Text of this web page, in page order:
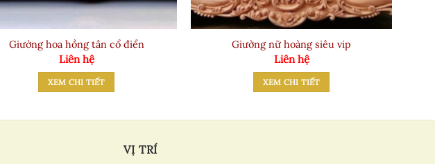
Giường hoa hồng tân cổ điển
Liên hệ
XEM CHI TIẾT
Giường nữ hoàng siêu vip
Liên hệ
XEM CHI TIẾT
VỊ TRÍ